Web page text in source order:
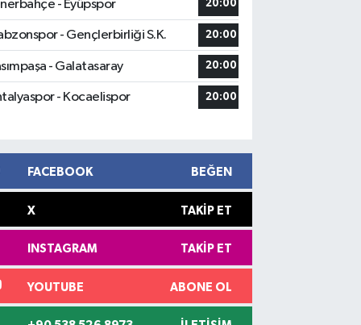
- Eyüpspor 20:00
- Gençlerbirliği S.K. 20:00
- Galatasaray 20:00
- Kocaelispor 20:00
FACEBOOK BEĞEN
X TAKIP ET
INSTAGRAM TAKIP ET
YOUTUBE ABONE OL